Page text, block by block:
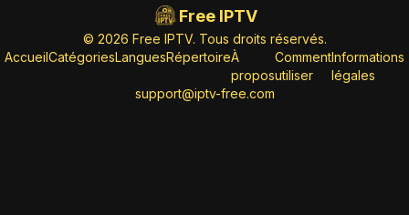
Free IPTV
© 2026 Free IPTV. Tous droits réservés.
AccueilCatégoriesLanguesRépertoireÀ
propos
Comment
utiliser
Informations
légales
support@iptv-free.com